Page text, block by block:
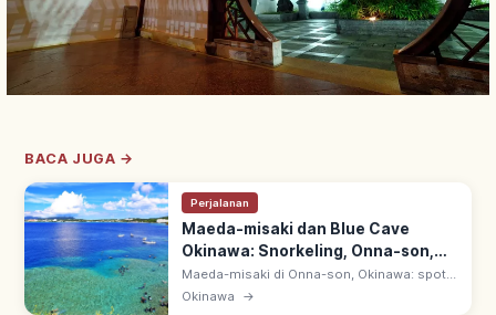
BACA JUGA →
Perjalanan
Maeda-misaki dan Blue Cave
Okinawa: Snorkeling, Onna-son,
Tips Berkunjung
Maeda-misaki di Onna-son, Okinawa: spot
snorkeling & diving terbaik. Ao no Dokutsu
Okinawa →